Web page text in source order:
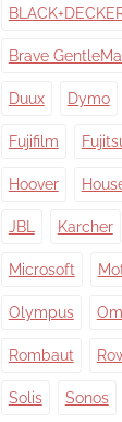
Brave
Duux Dymo
Fujifilm
Hoover
JBL Karcher
Microsoft
Olympus
Rombaut
Solis Sonos